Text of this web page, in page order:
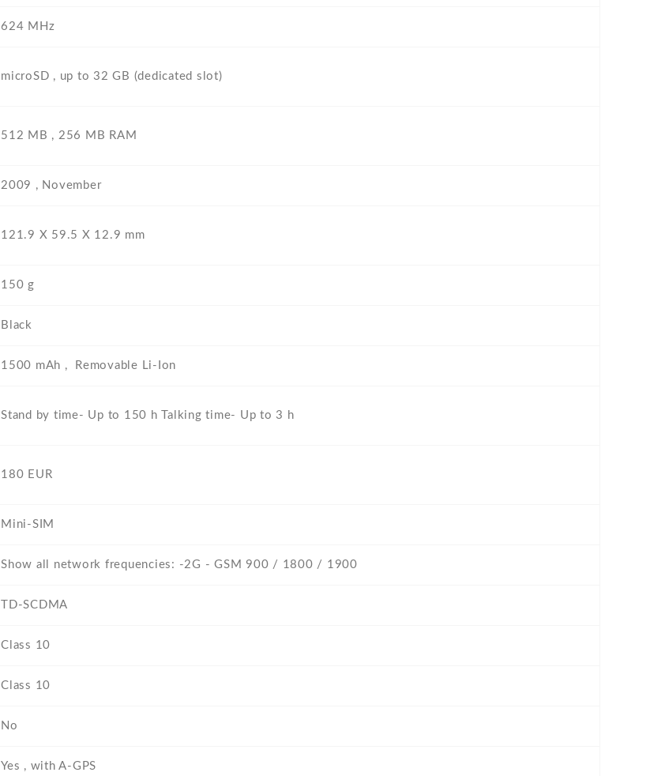
624 MHz
microSD , up to 32 GB (dedicated slot)
512 MB , 256 MB RAM
2009 , November
121.9 Х 59.5 Х 12.9 mm
150 g
Black
1500 mAh , Removable Li-Ion
Stand by time- Up to 150 h Talking time- Up to 3 h
180 EUR
Mini-SIM
Show all network frequencies: -2G - GSM 900 / 1800 / 1900
TD-SCDMA
Class 10
Class 10
No
Yes , with A-GPS